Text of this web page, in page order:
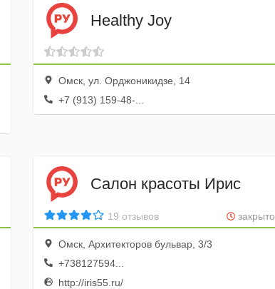
Healthy Joy
Омск, ул. Орджоникидзе, 14
+7 (913) 159-48-...
Салон красоты Ирис
закрыто
19 отзывов
Омск, Архитекторов бульвар, 3/3
+738127594...
http://iris55.ru/